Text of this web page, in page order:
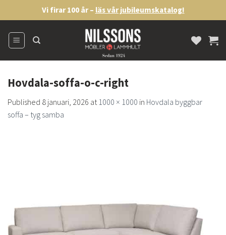
to
content
Vi firar 100 år – läs vår jubileumskatalog!
Hovdala-soffa-o-c-right
Published 8 januari, 2026 at1000 × 1000 in Hovdala byggbar
soffa – tyg samba